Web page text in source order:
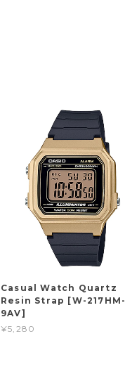
Casual Watch Quartz
Resin Strap [W-217HM-
9AV]
¥5,280